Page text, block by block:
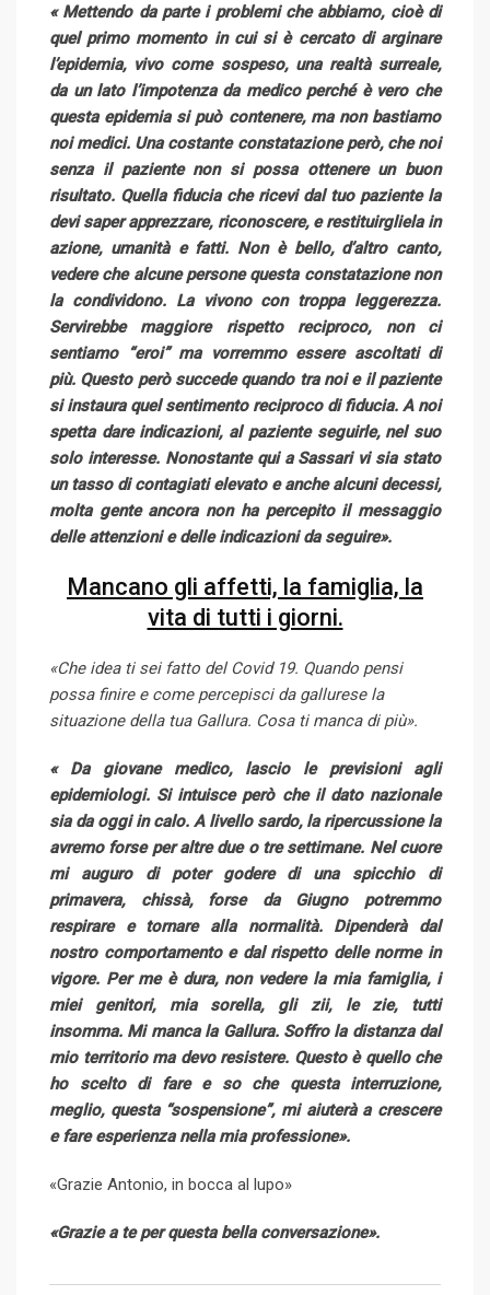
« Mettendo da parte i problemi che abbiamo, cioè di
quel primo momento in cui si è cercato di arginare
l’epidemia, vivo come sospeso, una realtà surreale,
da un lato l’impotenza da medico perché è vero che
questa epidemia si può contenere, ma non bastiamo
noi medici. Una costante constatazione però, che noi
senza il paziente non si possa ottenere un buon
risultato. Quella fiducia che ricevi dal tuo paziente la
devi saper apprezzare, riconoscere, e restituirgliela in
azione, umanità e fatti. Non è bello, d’altro canto,
vedere che alcune persone questa constatazione non
la condividono. La vivono con troppa leggerezza.
Servirebbe maggiore rispetto reciproco, non ci
sentiamo “eroi” ma vorremmo essere ascoltati di
più. Questo però succede quando tra noi e il paziente
si instaura quel sentimento reciproco di fiducia. A noi
spetta dare indicazioni, al paziente seguirle, nel suo
solo interesse. Nonostante qui a Sassari vi sia stato
un tasso di contagiati elevato e anche alcuni decessi,
molta gente ancora non ha percepito il messaggio
delle attenzioni e delle indicazioni da seguire».
Mancano gli affetti, la famiglia, la
vita di tutti i giorni.
«Che idea ti sei fatto del Covid 19. Quando pensi
possa finire e come percepisci da gallurese la
situazione della tua Gallura. Cosa ti manca di più».
« Da giovane medico, lascio le previsioni agli
epidemiologi. Si intuisce però che il dato nazionale
sia da oggi in calo. A livello sardo, la ripercussione la
avremo forse per altre due o tre settimane. Nel cuore
mi auguro di poter godere di una spicchio di
primavera, chissà, forse da Giugno potremmo
respirare e tornare alla normalità. Dipenderà dal
nostro comportamento e dal rispetto delle norme in
vigore. Per me è dura, non vedere la mia famiglia, i
miei genitori, mia sorella, gli zii, le zie, tutti
insomma. Mi manca la Gallura. Soffro la distanza dal
mio territorio ma devo resistere. Questo è quello che
ho scelto di fare e so che questa interruzione,
meglio, questa “sospensione”, mi aiuterà a crescere
e fare esperienza nella mia professione».
«Grazie Antonio, in bocca al lupo»
«Grazie a te per questa bella conversazione».